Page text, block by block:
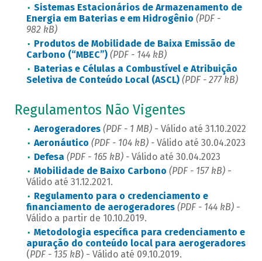
Sistemas Estacionários de Armazenamento de
Energia em Baterias e em Hidrogênio (PDF -
982 kB)
Produtos de Mobilidade de Baixa Emissão de
Carbono (“MBEC”) (PDF - 144 kB)
Baterias e Células a Combustível e Atribuição
Seletiva de Conteúdo Local (ASCL) (PDF - 277 kB)
Regulamentos Não Vigentes
Aerogeradores (PDF - 1 MB)- Válido até 31.10.2022
Aeronáutico (PDF - 104 kB) - Válido até 30.04.2023
Defesa (PDF - 165 kB) - Válido até 30.04.2023
Mobilidade de Baixo Carbono (PDF - 157 kB)-
Válido até 31.12.2021.
Regulamento para o credenciamento e
financiamento de aerogeradores (PDF - 144 kB) -
Válido a partir de 10.10.2019.
Metodologia específica para credenciamento e
apuração do conteúdo local para aerogeradores
(PDF - 135 kB) - Válido até 09.10.2019.